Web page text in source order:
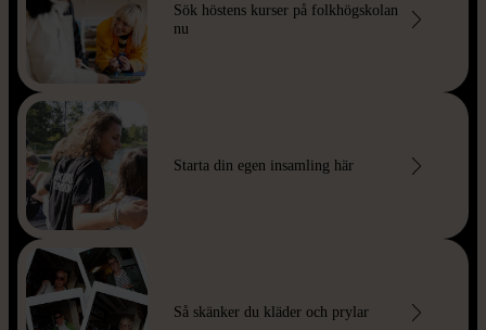
Sök höstens kurser på folkhögskolan
nu
Starta din egen insamling här
Så skänker du kläder och prylar